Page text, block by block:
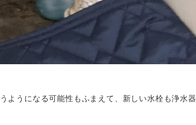
ようになる可能性もふまえて、新しい水栓も浄水器